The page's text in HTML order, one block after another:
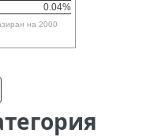
0.04%
на 2000